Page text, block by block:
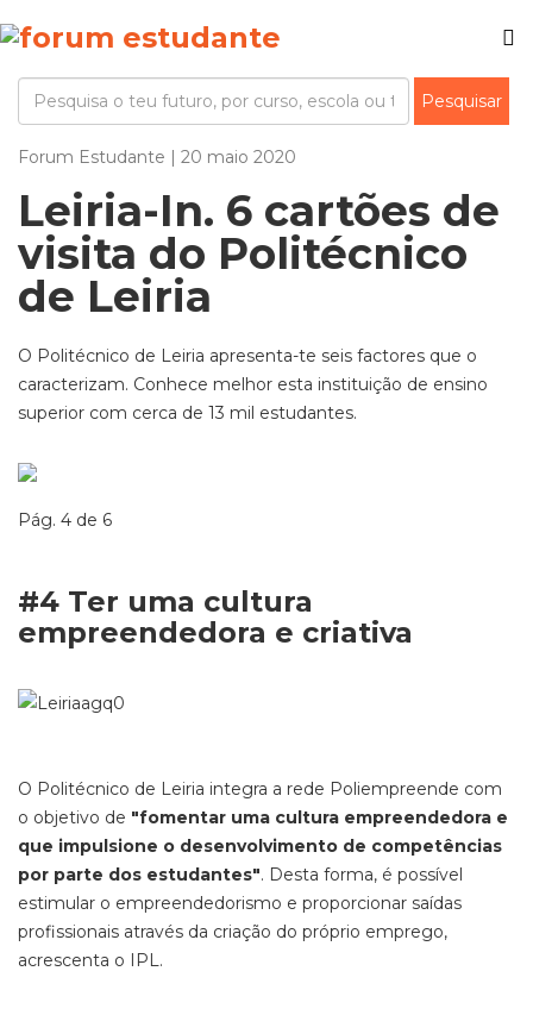
Forum Estudante | 20 maio 2020
Leiria-In. 6 cartões de
visita do Politécnico
de Leiria
O Politécnico de Leiria apresenta-te seis factores que o
caracterizam. Conhece melhor esta instituição de ensino
superior com cerca de 13 mil estudantes.
Pág. 4 de 6
#4 Ter uma cultura
empreendedora e criativa
O Politécnico de Leiria integra a rede Poliempreende com
o objetivo de "fomentar uma cultura empreendedora e
que impulsione o desenvolvimento de competências
por parte dos estudantes". Desta forma, é possível
estimular o empreendedorismo e proporcionar saídas
profissionais através da criação do próprio emprego,
acrescenta o IPL.